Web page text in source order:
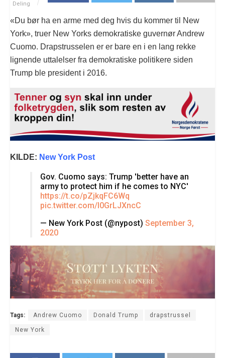
Deling
«Du bør ha en arme med deg hvis du kommer til New
York», truer New Yorks demokratiske guvernør Andrew
Cuomo. Drapstrusselen er er bare en i en lang rekke
lignende uttalelser fra demokratiske politikere siden
Trump ble president i 2016.
KILDE: New York Post
Gov. Cuomo says: Trump 'better have an
army to protect him if he comes to NYC'
https://t.co/pZjkqFC6Wq
pic.twitter.com/l0GrLJXncC
— New York Post (@nypost) September 3,
2020
Tags: Andrew Cuomo Donald Trump drapstrussel
New York